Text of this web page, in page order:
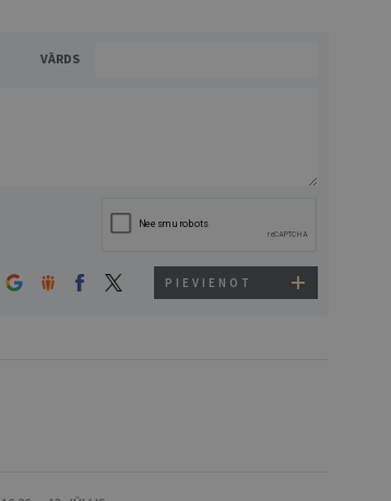
VĀRDS
PIEVIENOT